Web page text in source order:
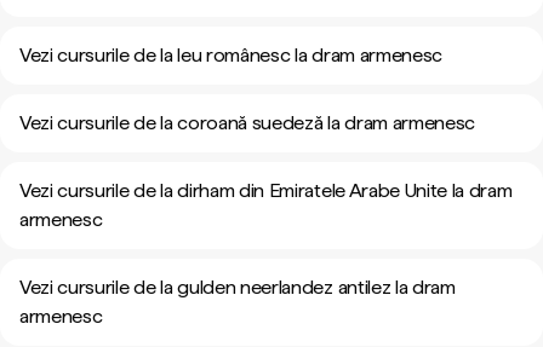
Vezi cursurile de la leu românesc la dram armenesc
Vezi cursurile de la coroană suedeză la dram armenesc
Vezi cursurile de la dirham din Emiratele Arabe Unite la dram
armenesc
Vezi cursurile de la gulden neerlandez antilez la dram
armenesc